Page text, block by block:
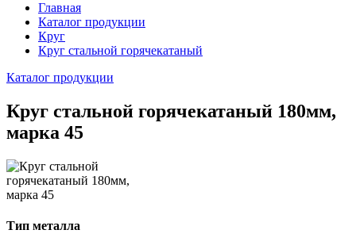
Главная
Каталог продукции
Круг
Круг стальной горячекатаный
Каталог продукции
Круг стальной горячекатаный 180мм,
марка 45
Тип металла